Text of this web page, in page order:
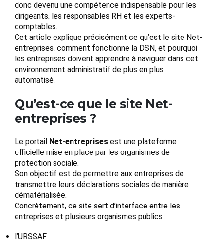
donc devenu une compétence indispensable pour les
dirigeants, les responsables RH et les experts-
comptables.
Cet article explique précisément ce qu’est le site Net-
entreprises, comment fonctionne la DSN, et pourquoi
les entreprises doivent apprendre à naviguer dans cet
environnement administratif de plus en plus
automatisé.
Qu’est-ce que le site Net-
entreprises ?
Le portail Net-entreprises est une plateforme
officielle mise en place par les organismes de
protection sociale.
Son objectif est de permettre aux entreprises de
transmettre leurs déclarations sociales de manière
dématérialisée.
Concrètement, ce site sert d’interface entre les
entreprises et plusieurs organismes publics :
l’URSSAF